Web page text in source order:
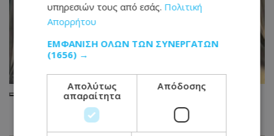
υπηρεσιών τους από εσάς. Πολιτική
Απορρήτου
ΕΜΦΆΝΙΣΗ ΌΛΩΝ ΤΩΝ ΣΥΝΕΡΓΑΤΏΝ
(1656) →
Απολύτως
απαραίτητα
Απόδοσης